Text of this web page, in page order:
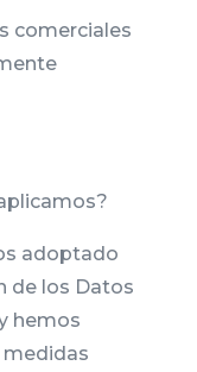
comerciales
adoptado
de los Datos
hemos